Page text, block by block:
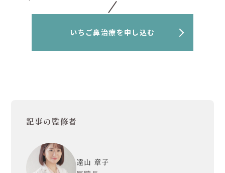
いちご鼻治療を申し込む
記事の監修者
遠山 章子